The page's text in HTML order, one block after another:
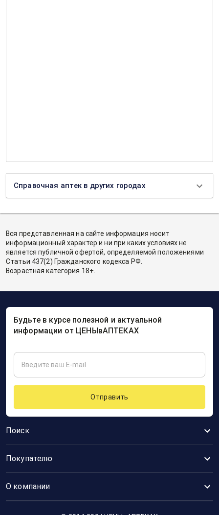
Справочная аптек в других городах
Вся представленная на сайте информация носит
информационный характер и ни при каких условиях не
является публичной офертой, определяемой положениями
Статьи 437(2) Гражданского кодекса РФ.
Возрастная категория 18+.
Поиск
Покупателю
О компании
Будьте в курсе полезной и актуальной
информации от ЦЕНЫвАПТЕКАХ
Отправить